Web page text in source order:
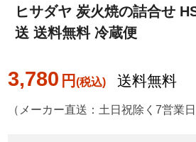
ヒサダヤ 炭火焼の詰合せ
送 送料無料 冷蔵便
3,780 円 送料無料
（メーカー直送：土日祝除く7営業日